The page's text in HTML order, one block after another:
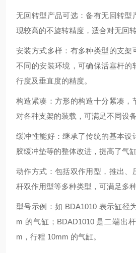
无回转型产品可选：备有无回转型
现较高的不旋转精度，适合对无回
安装方式多样：有多种类型的支架
不同的安装环境，可确保活塞杆的
行度及垂直度的精度。
构造紧凑：方形的构造十分紧凑，
对各种支架的装载，可满足不同设
缓冲性能好：继承了传统的基本设
胶缓冲垫等的整体改进，提高了气
动作方式：包括双作用型，推出、
杆双作用型等多种类型，可满足多种
型号示例：如 BDA1010 表示缸径
m 的气缸；BDAD1010 是二端出
m，行程 10mm 的气缸。